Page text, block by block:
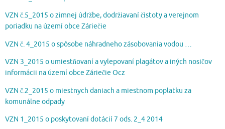
VZN č.5_2015 o zimnej údržbe, dodržiavaní čistoty a verejnom
poriadku na území obce Záriečie
VZN č. 4_2015 o spôsobe náhradneho zásobovania vodou …
VZN 3_2015 o umiestňovaní a vylepovaní plagátov a iných nosičov
informácii na území obce Záriečie Ocz
VZN č.2_2015 o miestnych daniach a miestnom poplatku za
komunálne odpady
VZN 1_2015 o poskytovaní dotácií 7 ods. 2_4 2014